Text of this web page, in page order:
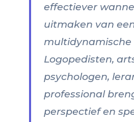
effectiever
uitmaken van
multidynamische
Logopedisten,
psychologen,
professional
perspectief en